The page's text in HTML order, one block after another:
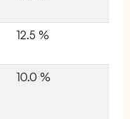
12.5 %
10.0 %